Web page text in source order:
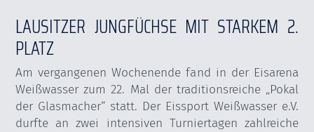
LAUSITZER JUNGFÜCHSE MIT STARKEM 2.
PLATZ
Am vergangenen Wochenende fand in der Eisarena
Weißwasser zum 22. Mal der traditionsreiche „Pokal
der Glasmacher“ statt. Der Eissport Weißwasser e.V.
durfte an zwei intensiven Turniertagen zahlreiche